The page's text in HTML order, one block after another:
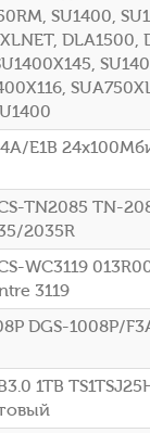
SU1400,
DLA1500,
E1B
TN2085 TN-
2035R
WC3119
3119
DGS-1008P/
1TB